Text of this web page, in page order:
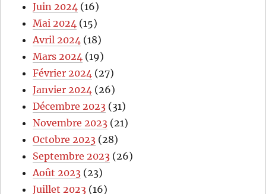
Juin 2024 (16)
Mai 2024 (15)
Avril 2024 (18)
Mars 2024 (19)
Février 2024 (27)
Janvier 2024 (26)
Décembre 2023 (31)
Novembre 2023 (21)
Octobre 2023 (28)
Septembre 2023 (26)
Août 2023 (23)
Juillet 2023 (16)